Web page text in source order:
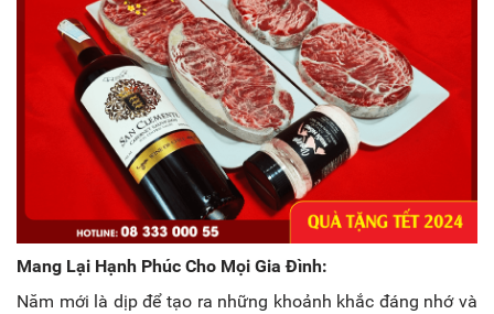
Mang Lại Hạnh Phúc Cho Mọi Gia Đình:
Năm mới là dịp để tạo ra những khoảnh khắc đáng nhớ và